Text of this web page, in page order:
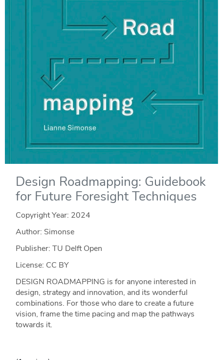
Design Roadmapping: Guidebook
for Future Foresight Techniques
Copyright Year: 2024
Author: Simonse
Publisher: TU Delft Open
License: CC BY
DESIGN ROADMAPPING is for anyone interested in
design, strategy and innovation, and its wonderful
combinations. For those who dare to create a future
vision, frame the time pacing and map the pathways
towards it.